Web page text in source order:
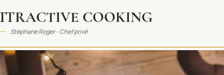
COOKING
Stéphane Roger - Chef privé